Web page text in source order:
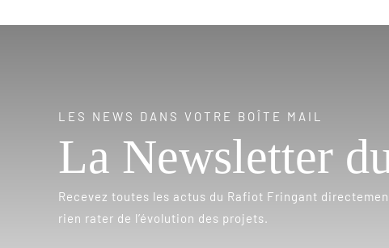
LES NEWS DANS VOTRE BOÎTE MAIL
La Newsletter
Recevez toutes les actus du Rafiot Fringant
rien rater de l’évolution des projets.